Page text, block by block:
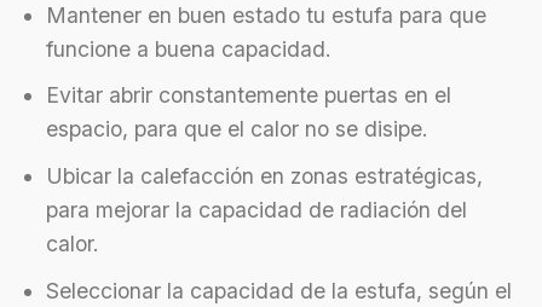
Mantener en buen estado tu estufa para que
funcione a buena capacidad.
Evitar abrir constantemente puertas en el
espacio, para que el calor no se disipe.
Ubicar la calefacción en zonas estratégicas,
para mejorar la capacidad de radiación del
calor.
Seleccionar la capacidad de la estufa, según el